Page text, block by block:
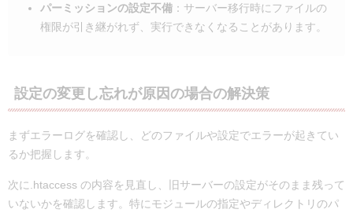
パーミッションの設定不備：サーバー移行時にファイルの
権限が引き継がれず、実行できなくなることがあります。
設定の変更し忘れが原因の場合の解決策
まずエラーログを確認し、どのファイルや設定でエラーが起きてい
るか把握します。
次に.htaccess の内容を見直し、旧サーバーの設定がそのまま残って
いないかを確認します。特にモジュールの指定やディレクトリのパ